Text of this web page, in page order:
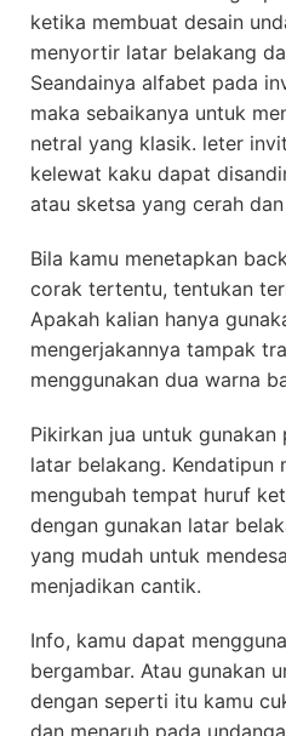
ketika membuat desain
menyortir latar belakang
Seandainya alfabet pada
maka sebaikanya untuk
netral yang klasik. leter
kelewat kaku dapat
atau sketsa yang cerah
Bila kamu menetapkan
corak tertentu, tentukan
Apakah kalian hanya
mengerjakannya tampak
menggunakan dua warna
Pikirkan jua untuk
latar belakang. Kendatipun
mengubah tempat huruf
dengan gunakan latar
yang mudah untuk
menjadikan cantik.
Info, kamu dapat
bergambar. Atau gunakan
dengan seperti itu kamu